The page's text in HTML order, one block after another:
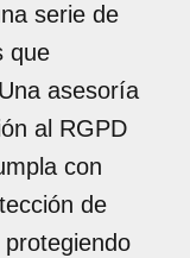
serie de
que
asesoría
al RGPD
con
de